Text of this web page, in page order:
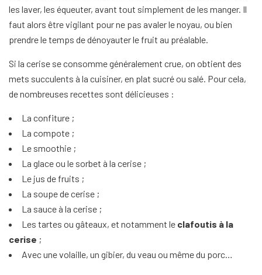
les laver, les équeuter, avant tout simplement de les manger. Il
faut alors être vigilant pour ne pas avaler le noyau, ou bien
prendre le temps de dénoyauter le fruit au préalable.
Si la cerise se consomme généralement crue, on obtient des
mets succulents à la cuisiner, en plat sucré ou salé. Pour cela,
de nombreuses recettes sont délicieuses :
La confiture ;
La compote ;
Le smoothie ;
La glace ou le sorbet à la cerise ;
Le jus de fruits ;
La soupe de cerise ;
La sauce à la cerise ;
Les tartes ou gâteaux, et notamment le clafoutis à la
cerise ;
Avec une volaille, un gibier, du veau ou même du porc…